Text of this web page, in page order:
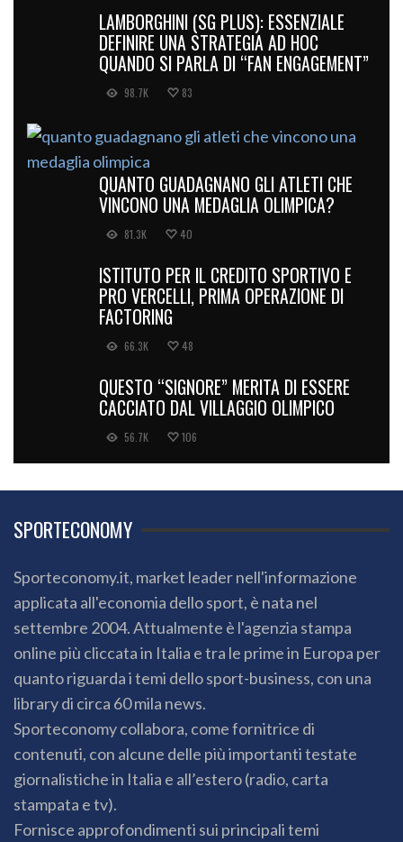
LAMBORGHINI (SG PLUS): ESSENZIALE
DEFINIRE UNA STRATEGIA AD HOC
QUANDO SI PARLA DI “FAN ENGAGEMENT”
98.7K 83
QUANTO GUADAGNANO GLI ATLETI CHE
VINCONO UNA MEDAGLIA OLIMPICA?
81.3K 40
ISTITUTO PER IL CREDITO SPORTIVO E
PRO VERCELLI, PRIMA OPERAZIONE DI
FACTORING
66.3K 48
QUESTO “SIGNORE” MERITA DI ESSERE
CACCIATO DAL VILLAGGIO OLIMPICO
56.7K 106
SPORTECONOMY
Sporteconomy.it, market leader nell'informazione
applicata all'economia dello sport, è nata nel
settembre 2004. Attualmente è l'agenzia stampa
online più cliccata in Italia e tra le prime in Europa per
quanto riguarda i temi dello sport-business, con una
library di circa 60 mila news.
Sporteconomy collabora, come fornitrice di
contenuti, con alcune delle più importanti testate
giornalistiche in Italia e all’estero (radio, carta
stampata e tv).
Fornisce approfondimenti sui principali temi